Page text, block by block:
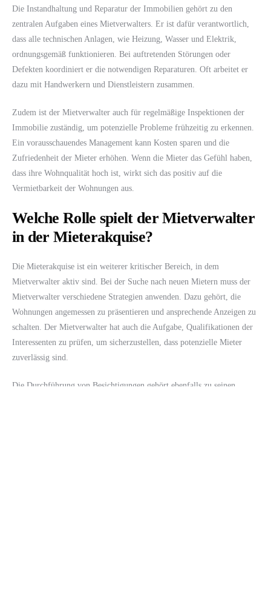
Die Instandhaltung und Reparatur der Immobilien gehört zu den
zentralen Aufgaben eines Mietverwalters. Er ist dafür verantwortlich,
dass alle technischen Anlagen, wie Heizung, Wasser und Elektrik,
ordnungsgemäß funktionieren. Bei auftretenden Störungen oder
Defekten koordiniert er die notwendigen Reparaturen. Oft arbeitet er
dazu mit Handwerkern und Dienstleistern zusammen.
Zudem ist der Mietverwalter auch für regelmäßige Inspektionen der
Immobilie zuständig, um potenzielle Probleme frühzeitig zu erkennen.
Ein vorausschauendes Management kann Kosten sparen und die
Zufriedenheit der Mieter erhöhen. Wenn die Mieter das Gefühl haben,
dass ihre Wohnqualität hoch ist, wirkt sich das positiv auf die
Vermietbarkeit der Wohnungen aus.
Welche Rolle spielt der Mietverwalter
in der Mieterakquise?
Die Mieterakquise ist ein weiterer kritischer Bereich, in dem
Mietverwalter aktiv sind. Bei der Suche nach neuen Mietern muss der
Mietverwalter verschiedene Strategien anwenden. Dazu gehört, die
Wohnungen angemessen zu präsentieren und ansprechende Anzeigen zu
schalten. Der Mietverwalter hat auch die Aufgabe, Qualifikationen der
Interessenten zu prüfen, um sicherzustellen, dass potenzielle Mieter
zuverlässig sind.
Die Durchführung von Besichtigungen gehört ebenfalls zu seinen